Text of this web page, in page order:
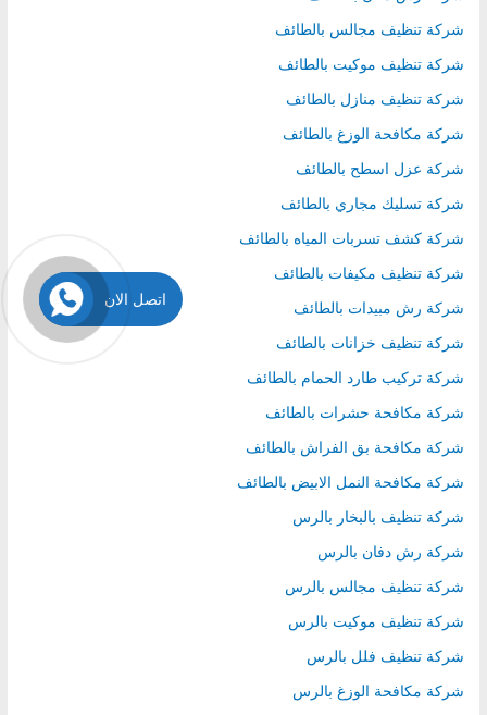
شركة تنظيف مجالس بالطائف
شركة تنظيف موكيت بالطائف
شركة تنظيف منازل بالطائف
شركة مكافحة الوزغ بالطائف
شركة عزل اسطح بالطائف
شركة تسليك مجاري بالطائف
شركة كشف تسربات المياه بالطائف
شركة تنظيف مكيفات بالطائف
شركة رش مبيدات بالطائف
شركة تنظيف خزانات بالطائف
شركة تركيب طارد الحمام بالطائف
شركة مكافحة حشرات بالطائف
شركة مكافحة بق الفراش بالطائف
شركة مكافحة النمل الابيض بالطائف
شركة تنظيف بالبخار بالرس
شركة رش دفان بالرس
شركة تنظيف مجالس بالرس
شركة تنظيف موكيت بالرس
شركة تنظيف فلل بالرس
شركة مكافحة الوزغ بالرس
اتصل الان